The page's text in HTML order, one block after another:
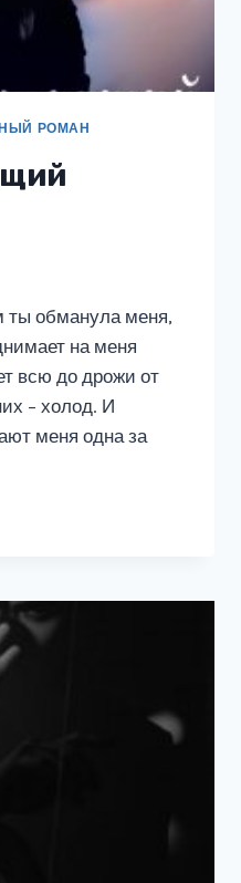
РОМАН
ты обманула меня,
на меня
всю до дрожи от
– холод. И
меня одна за